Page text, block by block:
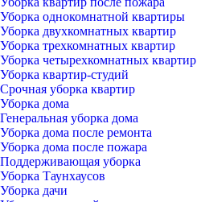
Уборка однокомнатной квартиры
Уборка двухкомнатных квартир
Уборка трехкомнатных квартир
Уборка четырехкомнатных квартир
Уборка квартир-студий
Срочная уборка квартир
Уборка дома
Генеральная уборка дома
Уборка дома после ремонта
Уборка дома после пожара
Поддерживающая уборка
Уборка Таунхаусов
Уборка дачи